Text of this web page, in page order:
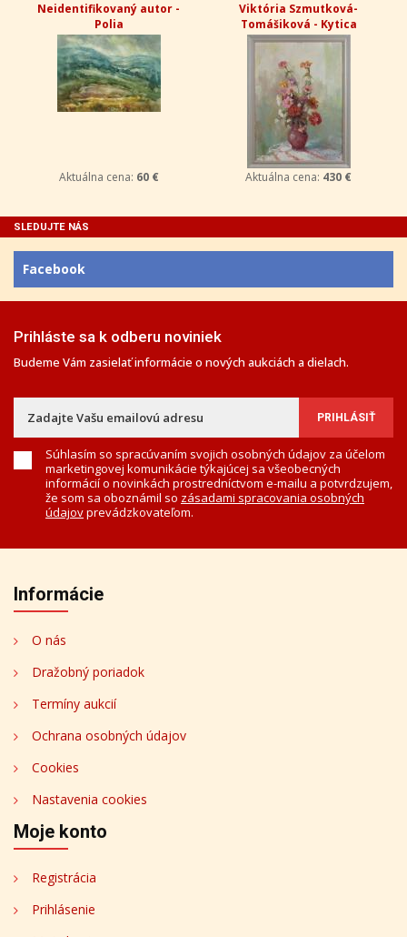
Neidentifikovaný autor -
Polia
Aktuálna cena: 60 €
Viktória Szmutková-
Tomášiková - Kytica
Aktuálna cena: 430 €
SLEDUJTE NÁS
Facebook
Prihláste sa k odberu noviniek
Budeme Vám zasielať informácie o nových aukciách a dielach.
Súhlasím so spracúvaním svojich osobných údajov za účelom
marketingovej komunikácie týkajúcej sa všeobecných
informácií o novinkách prostredníctvom e-mailu a potvrdzujem,
že som sa oboznámil so zásadami spracovania osobných
údajovprevádzkovateľom.
Informácie
O nás
Dražobný poriadok
Termíny aukcií
Ochrana osobných údajov
Cookies
Nastavenia cookies
Moje konto
Registrácia
Prihlásenie